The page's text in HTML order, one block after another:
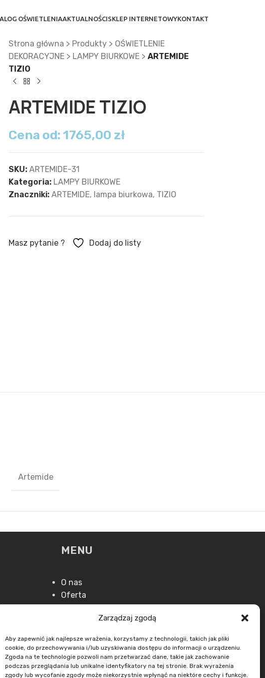
Zarządzaj zgodą
Aby zapewnić jak najlepsze wrażenia, korzystamy z technologii, takich jak pliki
cookie, do przechowywania i/lub uzyskiwania dostępu do informacji o urządzeniu.
Zgoda na te technologie pozwoli nam przetwarzać dane, takie jak zachowanie
podczas przeglądania lub unikalne identyfikatory na tej stronie. Brak wyrażenia
zgody lub wycofanie zgody może niekorzystnie wpłynąć na niektóre cechy i funkcje.
OŚWIETLENIAAKTUALNOŚCISKLEP INTERNETOWYKONTAKT
Strona główna > Produkty> OŚWIETLENIE
DEKORACYJNE> LAMPY BIURKOWE> ARTEMIDE
TIZIO
ARTEMIDE TIZIO
Cena od: 1765,00 zł
SKU: ARTEMIDE-31
Kategoria: LAMPY BIURKOWE
Znaczniki: ARTEMIDE, lampa biurkowa, TIZIO
Masz pytanie ? Dodaj do listy
Artemide
MENU
O nas
Oferta
Aktualności